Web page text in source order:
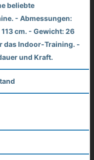
beliebte
- Abmessungen:
cm. - Gewicht: 26
das Indoor-Training. -
und Kraft.